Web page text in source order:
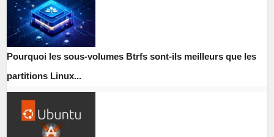
Pourquoi les sous-volumes Btrfs sont-ils meilleurs que les
partitions Linux...